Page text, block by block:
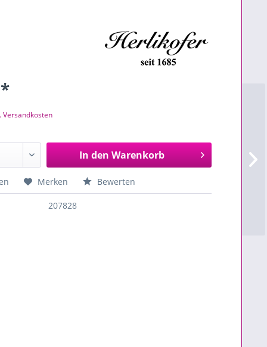
Versandkosten
In den Warenkorb
Merken Bewerten
207828